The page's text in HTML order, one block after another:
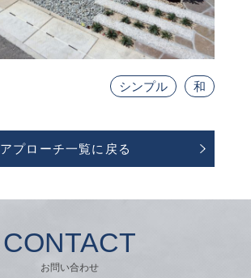
シンプル 和
アプローチ一覧に戻る
CONTACT
お問い合わせ